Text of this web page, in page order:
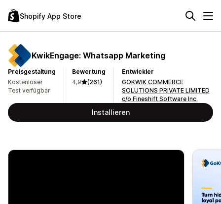
Shopify App Store
KwikEngage: Whatsapp Marketing
Preisgestaltung
Kostenloser
Test verfügbar
Bewertung
4,9
(261)
Entwickler
GOKWIK COMMERCE
SOLUTIONS PRIVATE LIMITED
c/o Fineshift Software Inc.
Installieren